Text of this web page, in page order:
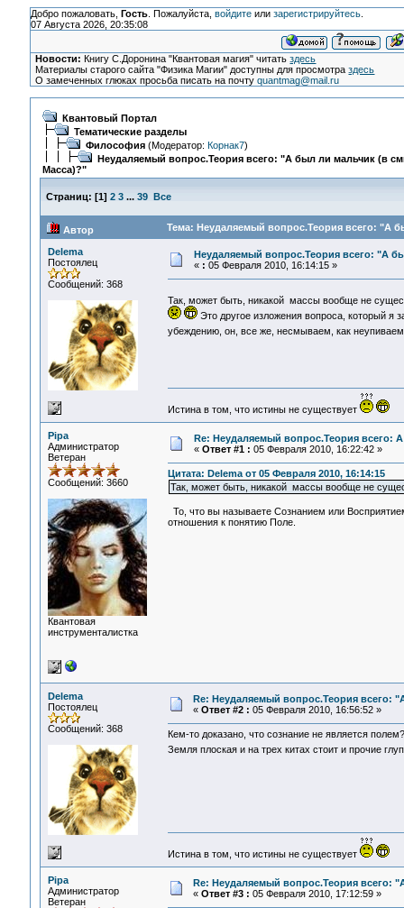
Добро пожаловать, Гость. Пожалуйста, войдитеили зарегистрируйтесь.
07 Августа 2026, 20:35:08
Новости: Книгу С.Доронина "Квантовая магия" читатьздесь
Материалы старого сайта "Физика Магии" доступны для просмотраздесь
О замеченных глюках просьба писать на почтуquantmag@mail.ru
Квантовый Портал
Тематические разделы
Философия(Модератор: Корнак7)
Неудаляемый вопрос.Теория всего: "А был ли мальчик (в
Масса)?"
Страниц: [1] 2 3 ... 39 Все
Автор Тема: Неудаляемый вопрос.Теория всего: "А
Delema
Постоялец
Сообщений: 368
Неудаляемый вопрос.Теория всего: "А
« : 05 Февраля 2010, 16:14:15 »
Так, может быть, никакой массы вообще не
Это другое изложения вопроса, который я
убеждению, он, все же, несмываем, как
Истина в том, что истины не существует
Pipa
Администратор
Ветеран
Сообщений: 3660
Квантовая
инструменталистка
Re: Неудаляемый вопрос.Теория всего:
« Ответ #1 : 05 Февраля 2010, 16:22:42 »
Цитата: Delema от 05 Февраля 2010, 16:14:15
Так, может быть, никакой массы вообще не
То, что вы называете Сознанием или
отношения к понятию Поле.
Delema
Постоялец
Сообщений: 368
Re: Неудаляемый вопрос.Теория всего:
« Ответ #2 : 05 Февраля 2010, 16:56:52 »
Кем-то доказано, что сознание не является
Земля плоская и на трех китах стоит и прочие
Истина в том, что истины не существует
Pipa
Администратор
Ветеран
Re: Неудаляемый вопрос.Теория всего:
« Ответ #3 : 05 Февраля 2010, 17:12:59 »